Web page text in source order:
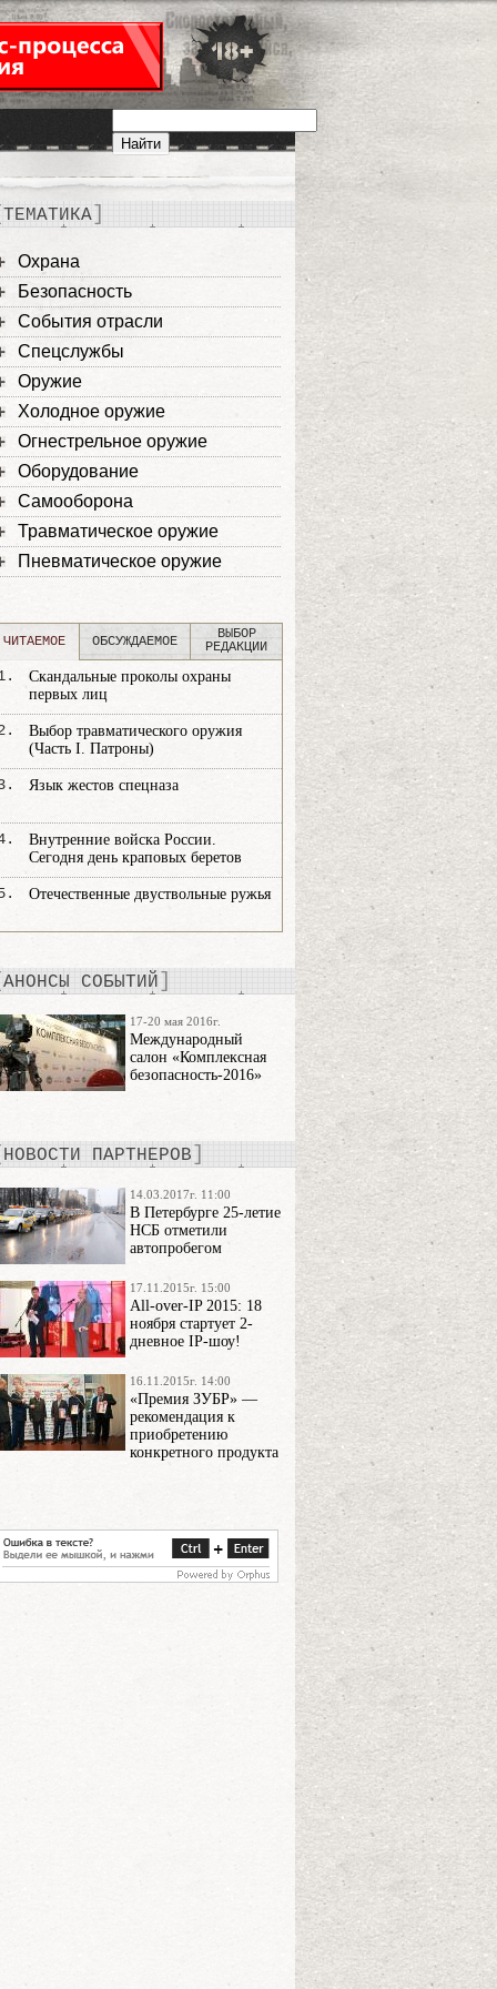
ТЕМАТИКА
Охрана
Безопасность
События отрасли
Спецслужбы
Оружие
Холодное оружие
Огнестрельное оружие
Оборудование
Самооборона
Травматическое оружие
Пневматическое оружие
ЧИТАЕМОЕ ОБСУЖДАЕМОЕ
ВЫБОР
РЕДАКЦИИ
Скандальные проколы охраны
первых лиц
Выбор травматического оружия
(Часть I. Патроны)
Язык жестов спецназа
Внутренние войска России.
Сегодня день краповых беретов
Отечественные двуствольные ружья
АНОНСЫ СОБЫТИЙ
17-20 мая 2016г.
Международный
салон «Комплексная
безопасность-2016»
НОВОСТИ ПАРТНЕРОВ
14.03.2017г. 11:00
В Петербурге 25-летие
НСБ отметили
автопробегом
17.11.2015г. 15:00
All-over-IP 2015: 18
ноября стартует 2-
дневное IP-шоу!
16.11.2015г. 14:00
«Премия ЗУБР» —
рекомендация к
приобретению
конкретного продукта